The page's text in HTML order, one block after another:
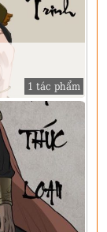
1 tác phẩm